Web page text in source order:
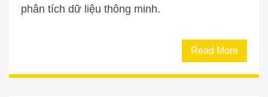
phân tích dữ liệu thông minh.
Read More